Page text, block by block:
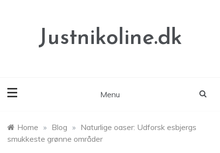
Justnikoline.dk
Menu
Home » Blog » Naturlige oaser: Udforsk esbjergs
smukkeste grønne områder